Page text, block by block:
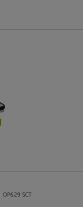
OP629 SCT